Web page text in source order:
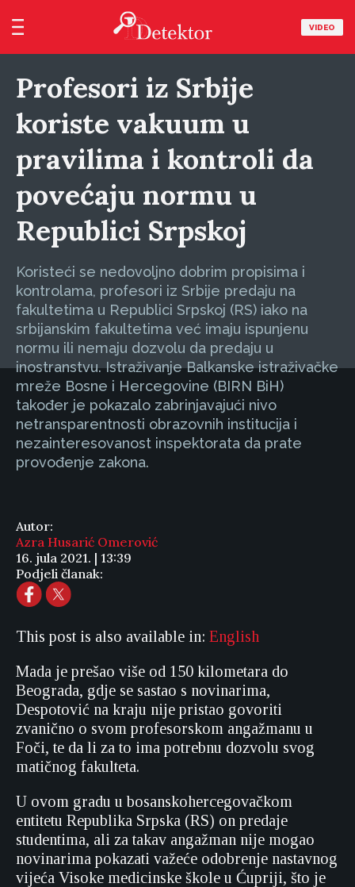
VIDEO
Profesori iz Srbije
koriste vakuum u
pravilima i kontroli da
povećaju normu u
Republici Srpskoj
Koristeći se nedovoljno dobrim propisima i
kontrolama, profesori iz Srbije predaju na
fakultetima u Republici Srpskoj (RS) iako na
srbijanskim fakultetima već imaju ispunjenu
normu ili nemaju dozvolu da predaju u
inostranstvu. Istraživanje Balkanske istraživačke
mreže Bosne i Hercegovine (BIRN BiH)
također je pokazalo zabrinjavajući nivo
netransparentnosti obrazovnih institucija i
nezainteresovanost inspektorata da prate
provođenje zakona.
Autor:
Azra Husarić Omerović
16. jula 2021. | 13:39
Podjeli članak:
This post is also available in: English
Mada je prešao više od 150 kilometara do
Beograda, gdje se sastao s novinarima,
Despotović na kraju nije pristao govoriti
zvanično o svom profesorskom angažmanu u
Foči, te da li za to ima potrebnu dozvolu svog
matičnog fakulteta.
U ovom gradu u bosanskohercegovačkom
entitetu Republika Srpska (RS) on predaje
studentima, ali za takav angažman nije mogao
novinarima pokazati važeće odobrenje nastavnog
vijeća Visoke medicinske škole u Ćupriji, što je